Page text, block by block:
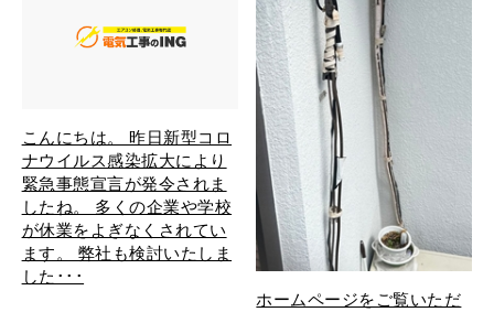
こんにちは。 昨日新型コロ
ナウイルス感染拡大により
緊急事態宣言が発令されま
したね。 多くの企業や学校
が休業をよぎなくされてい
ます。 弊社も検討いたしま
した･･･
ホームページをご覧いただ